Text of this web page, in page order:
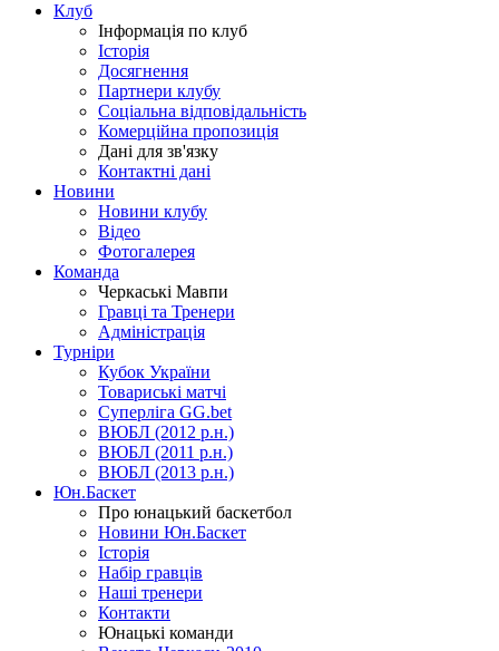
Клуб
Інформація по клуб
Історія
Досягнення
Партнери клубу
Соціальна відповідальність
Комерційна пропозиція
Дані для зв'язку
Контактні дані
Новини
Новини клубу
Відео
Фотогалерея
Команда
Черкаські Мавпи
Гравці та Тренери
Адміністрація
Турніри
Кубок України
Товариські матчі
Суперліга GG.bet
ВЮБЛ (2012 р.н.)
ВЮБЛ (2011 р.н.)
ВЮБЛ (2013 р.н.)
Юн.Баскет
Про юнацький баскетбол
Новини Юн.Баскет
Історія
Набір гравців
Наші тренери
Контакти
Юнацькі команди